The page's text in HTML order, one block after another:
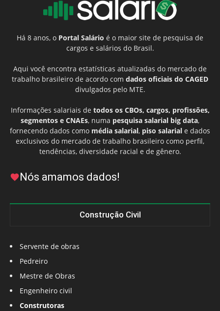
Há 8 anos, o Portal Salário é o maior site de pesquisa de
cargos e salários do Brasil.
Aqui você encontra estatísticas atualizadas do mercado de
trabalho brasileiro de acordo com dados oficiais do CAGED
divulgados pelo MTE.
Informações salariais de todos os CBOs, cargos, profissões,
segmentos e CNAEs, numa pesquisa salarial big data,
fornecendo dados como média salarial, piso salarial e dados
exclusivos do mercado de trabalho brasileiro como perfil,
tendências, diversidade racial e de gênero.
Nós amamos dados!
Construção Civil
Servente de obras
Pedreiro
Mestre de Obras
Engenheiro civil
Construtoras